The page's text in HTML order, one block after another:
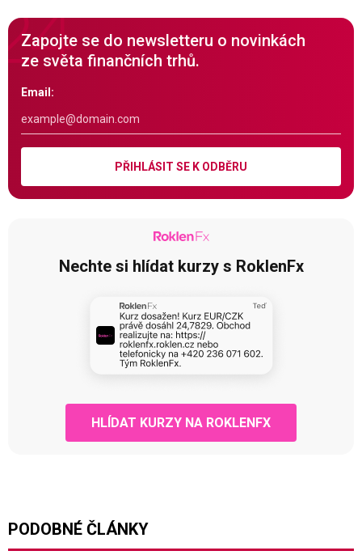
Zapojte se do newsletteru o novinkách
ze světa finančních trhů.
Email:
PŘIHLÁSIT SE K ODBĚRU
Nechte si hlídat kurzy s RoklenFx
HLÍDAT KURZY NA ROKLENFX
PODOBNÉ ČLÁNKY